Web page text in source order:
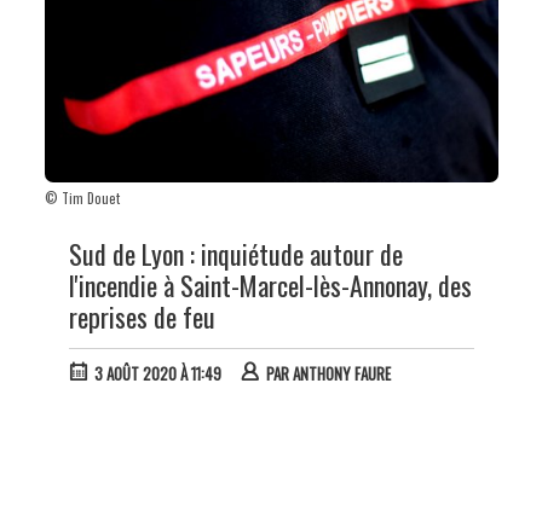
© Tim Douet
Sud de Lyon : inquiétude autour de
l'incendie à Saint-Marcel-lès-Annonay, des
reprises de feu
3 AOÛT 2020 À 11:49 PARANTHONY FAURE